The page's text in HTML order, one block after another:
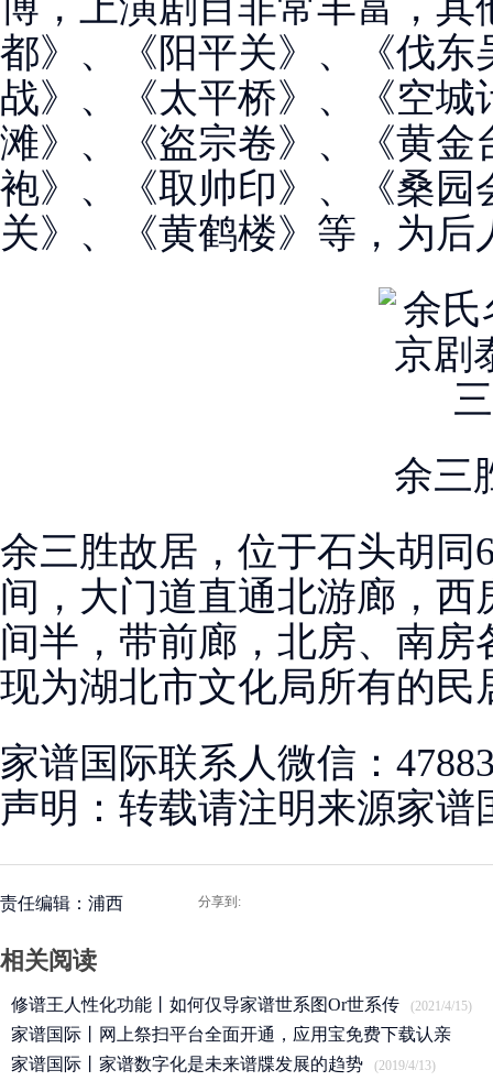
都》、《阳平关》、《伐
战》、《太平桥》、《空
滩》、《盗宗卷》、《黄
袍》、《取帅印》、《桑
关》、《黄鹤楼》等，为后
余三
余三胜故居，位于石头胡同
间，大门道直通北游廊，
间半，带前廊，北房、南
现为湖北市文化局所有的民
家谱国际联系人微信：
声明：转载请注明来源家谱
责任编辑：浦西 分享到:
相关阅读
修谱王人性化功能丨如何仅导家谱世系图Or世系传 (2021/4/15)
家谱国际丨网上祭扫平台全面开通，应用宝免费下载认亲
APP
(2020/3/25)
家谱国际丨家谱数字化是未来谱牒发展的趋势 (2019/4/13)